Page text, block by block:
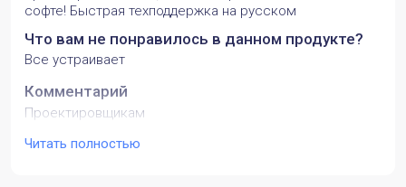
софте! Быстрая техподдержка на русском
Что вам не понравилось в данном продукте?
Все устраивает
Комментарий
Проектировщикам
Какие задачи вы решили с помощью
Читать полностью